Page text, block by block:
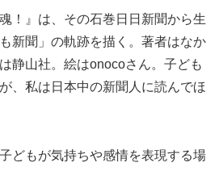
！』は、その石巻日日新聞から生
新聞」の軌跡を描く。著者はなか
静山社。絵はonocoさん。子ども
、私は日本中の新聞人に読んでほ
どもが気持ちや感情を表現する場